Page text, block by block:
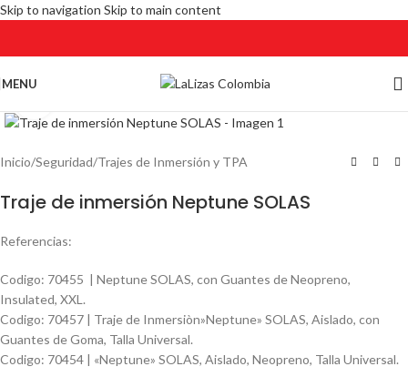
Skip to navigation Skip to main content
MENU
Inicio/Seguridad/Trajes de Inmersión y TPA
Traje de inmersión Neptune SOLAS
Referencias:
Codigo: 70455 | Neptune SOLAS, con Guantes de Neopreno,
Insulated, XXL.
Codigo: 70457 | Traje de Inmersiòn»Neptune» SOLAS, Aislado, con
Guantes de Goma, Talla Universal.
Codigo: 70454 | «Neptune» SOLAS, Aislado, Neopreno, Talla Universal.